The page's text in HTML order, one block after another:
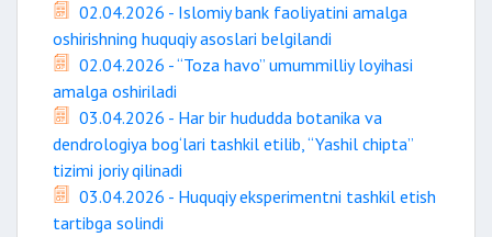
02.04.2026 - Islomiy bank faoliyatini amalga
oshirishning huquqiy asoslari belgilandi
02.04.2026 - “Toza havo” umummilliy loyihasi
amalga oshiriladi
03.04.2026 - Har bir hududda botanika va
dendrologiya bog‘lari tashkil etilib, “Yashil chipta”
tizimi joriy qilinadi
03.04.2026 - Huquqiy eksperimentni tashkil etish
tartibga solindi